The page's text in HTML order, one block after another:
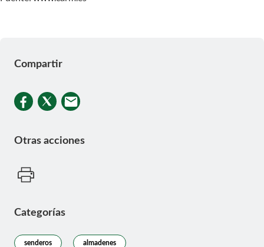
Compartir
Otras acciones
Categorías
senderos almadenes